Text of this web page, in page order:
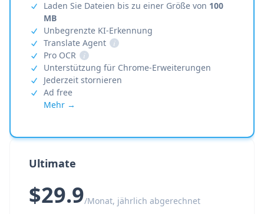
Laden Sie Dateien bis zu einer Größe von 100
MB
Unbegrenzte KI-Erkennung
Translate Agent
i
Pro OCR
i
Unterstützung für Chrome-Erweiterungen
Jederzeit stornieren
Ad free
Mehr →
Ultimate
$29.9/Monat, jährlich abgerechnet